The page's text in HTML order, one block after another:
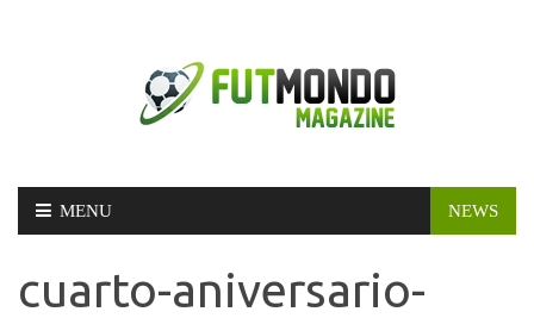
Skip
MENU NEWS
cuarto-aniversario-